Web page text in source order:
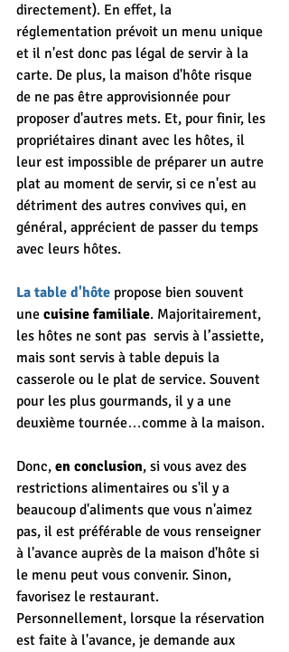
directement). En effet, la
réglementation prévoit un menu unique
et il n'est donc pas légal de servir à la
carte. De plus, la maison d'hôte risque
de ne pas être approvisionnée pour
proposer d'autres mets. Et, pour finir, les
propriétaires dinant avec les hôtes, il
leur est impossible de préparer un autre
plat au moment de servir, si ce n'est au
détriment des autres convives qui, en
général, apprécient de passer du temps
avec leurs hôtes.
La table d'hôte propose bien souvent
une cuisine familiale. Majoritairement,
les hôtes ne sont pas  servis à l’assiette,
mais sont servis à table depuis la
casserole ou le plat de service. Souvent
pour les plus gourmands, il y a une
deuxième tournée…comme à la maison.
Donc, en conclusion, si vous avez des
restrictions alimentaires ou s'il y a
beaucoup d'aliments que vous n'aimez
pas, il est préférable de vous renseigner
à l'avance auprès de la maison d'hôte si
le menu peut vous convenir. Sinon,
favorisez le restaurant.
Personnellement, lorsque la réservation
est faite à l'avance, je demande aux